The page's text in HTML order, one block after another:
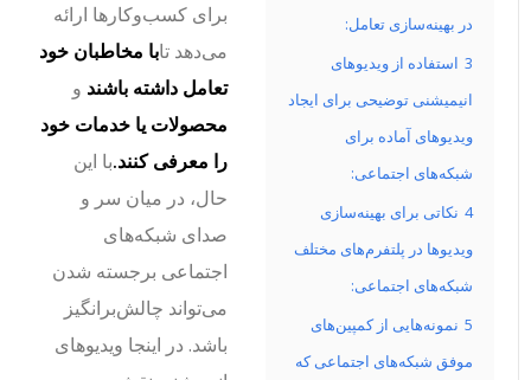
در بهینه‌سازی تعامل:
استفاده از ویدیوهای
انیمیشنی توضیحی برای ایجاد
ویدیوهای آماده برای
شبکه‌های اجتماعی:
نکاتی برای بهینه‌سازی
ویدیوها در پلتفرم‌های مختلف
شبکه‌های اجتماعی:
نمونه‌هایی از کمپین‌های
موفق شبکه‌های اجتماعی که
برای کسب‌وکارها ارائه
می‌دهد تا با مخاطبان خود
تعامل داشته باشندو
محصولات یا خدمات خود
را معرفی کنند.با این
حال، در میان سر و
صدای شبکه‌های
اجتماعی برجسته شدن
می‌تواند چالش‌برانگیز
باشد. در اینجا ویدیوهای